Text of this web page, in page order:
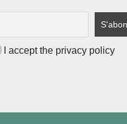
I accept the privacy policy